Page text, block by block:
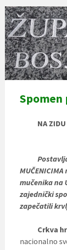
Spomen
NA
mučenika na
zajednički
zapečatili
Crkva
nacionalno